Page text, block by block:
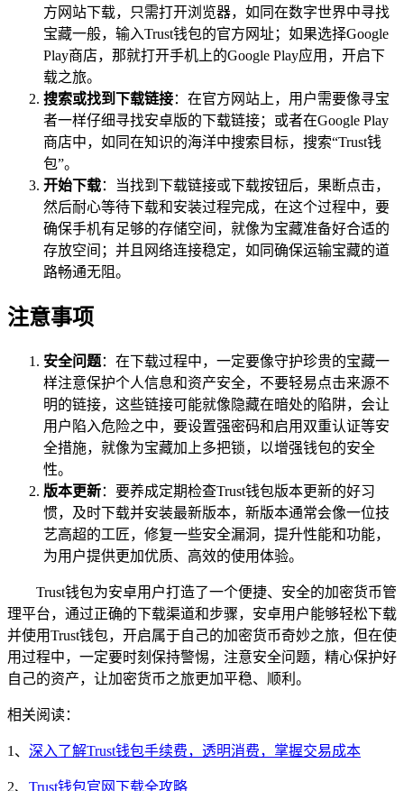
方网站下载，只需打开浏览器，如同在数字世界中寻找
宝藏一般，输入Trust钱包的官方网址；如果选择Google
Play商店，那就打开手机上的Google Play应用，开启下
载之旅。
搜索或找到下载链接：在官方网站上，用户需要像寻宝
者一样仔细寻找安卓版的下载链接；或者在Google Play
商店中，如同在知识的海洋中搜索目标，搜索“Trust钱
包”。
开始下载：当找到下载链接或下载按钮后，果断点击，
然后耐心等待下载和安装过程完成，在这个过程中，要
确保手机有足够的存储空间，就像为宝藏准备好合适的
存放空间；并且网络连接稳定，如同确保运输宝藏的道
路畅通无阻。
注意事项
安全问题：在下载过程中，一定要像守护珍贵的宝藏一
样注意保护个人信息和资产安全，不要轻易点击来源不
明的链接，这些链接可能就像隐藏在暗处的陷阱，会让
用户陷入危险之中，要设置强密码和启用双重认证等安
全措施，就像为宝藏加上多把锁，以增强钱包的安全
性。
版本更新：要养成定期检查Trust钱包版本更新的好习
惯，及时下载并安装最新版本，新版本通常会像一位技
艺高超的工匠，修复一些安全漏洞，提升性能和功能，
为用户提供更加优质、高效的使用体验。
Trust钱包为安卓用户打造了一个便捷、安全的加密货币管
理平台，通过正确的下载渠道和步骤，安卓用户能够轻松下载
并使用Trust钱包，开启属于自己的加密货币奇妙之旅，但在使
用过程中，一定要时刻保持警惕，注意安全问题，精心保护好
自己的资产，让加密货币之旅更加平稳、顺利。
相关阅读：
1、 深入了解Trust钱包手续费，透明消费，掌握交易成本
2、 Trust钱包官网下载全攻略